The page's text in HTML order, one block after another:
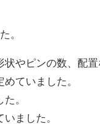
。
やピンの数、配置
ていました。
。
ました。